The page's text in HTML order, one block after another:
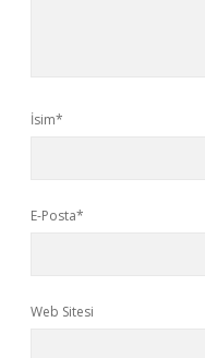
İsim*
E-Posta*
Web Sitesi